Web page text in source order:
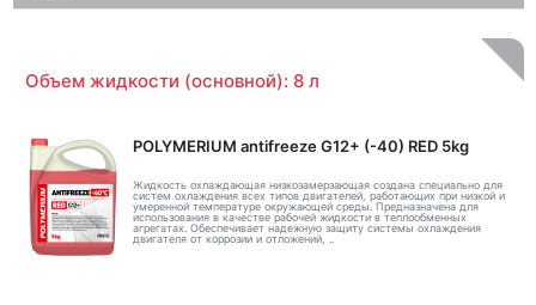
Объем жидкости (основной): 8 л
POLYMERIUM antifreeze G12+ (-40) RED 5kg
Жидкость охлаждающая низкозамерзающая создана специально для
систем охлаждения всех типов двигателей, работающих при низкой и
умеренной температуре окружающей среды. Предназначена для
использования в качестве рабочей жидкости в теплообменных
агрегатах. Обеспечивает надежную защиту системы охлаждения
двигателя от коррозии и отложений, ..